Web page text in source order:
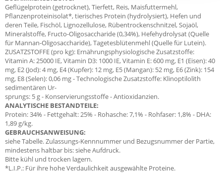
Geflügelprotein (getrocknet), Tierfett, Reis, Maisfuttermehl,
Pflanzenproteinisolat*, tierisches Protein (hydrolysiert), Hefen und
deren Teile, Fischöl, Lignozellulose, Rübentrockenschnitzel, Sojaöl,
Mineralstoffe, Fructo-Oligosaccharide (0,34%), Hefehydrolysat (Quelle
für Mannan-Oligosaccharide), Tagetesblütenmehl (Quelle für Lutein).
ZUSATZSTOFFE (pro kg): Ernährungsphysiologische Zusatzstoffe:
Vitamin A: 25000 IE, Vitamin D3: 1000 IE, Vitamin E: 600 mg, E1 (Eisen): 40
mg, E2 (Jod): 4 mg, E4 (Kupfer): 12 mg, E5 (Mangan): 52 mg, E6 (Zink): 154
mg, E8 (Selen): 0,06 mg - Technologische Zusatzstoffe: Klinoptilolith
sedimentären Ur-
sprungs: 5 g - Konservierungsstoffe - Antioxidanzien.
ANALYTISCHE BESTANDTEILE:
Protein: 34% - Fettgehalt: 25% - Rohasche: 7,1% - Rohfaser: 1,8% - DHA:
1,89 g/kg.
GEBRAUCHSANWEISUNG:
siehe Tabelle. Zulassungs-Kennnummer und Bezugsnummer der Partie,
mindestens haltbar bis: siehe Aufdruck.
Bitte kühl und trocken lagern.
*L.I.P.: Für ihre hohe Verdaulichkeit ausgewählte Proteine.